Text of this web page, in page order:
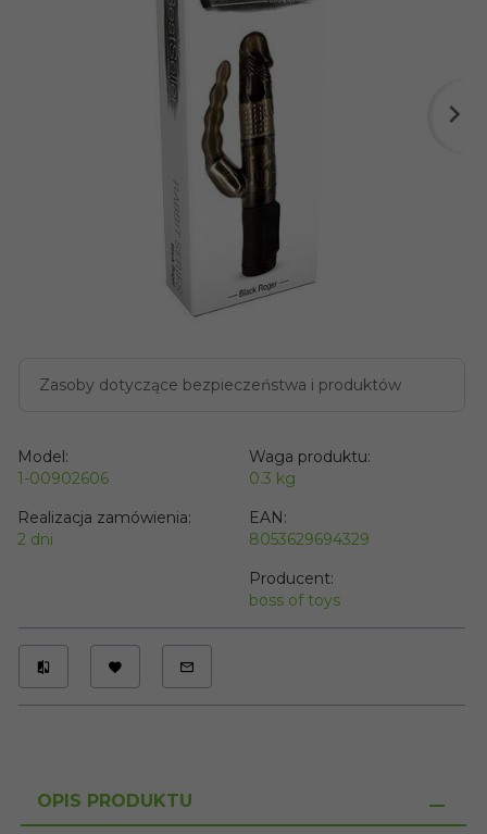
Zasoby dotyczące bezpieczeństwa i produktów
Model:
1-00902606
Waga produktu:
0.3 kg
Realizacja zamówienia:
2 dni
EAN:
8053629694329
Producent:
boss of toys
OPIS PRODUKTU